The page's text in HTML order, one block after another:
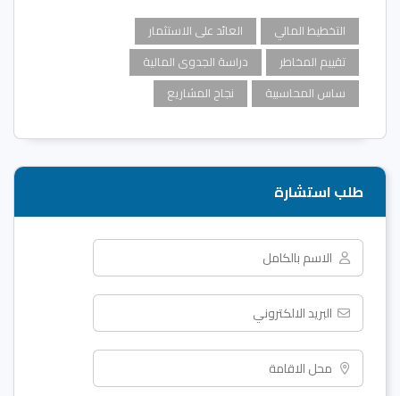
التخطيط المالي
العائد على الاستثمار
تقييم المخاطر
دراسة الجدوى المالية
ساس المحاسبية
نجاح المشاريع
طلب استشارة